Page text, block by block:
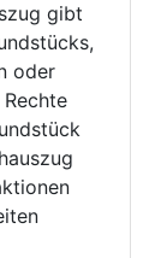
gibt
oder